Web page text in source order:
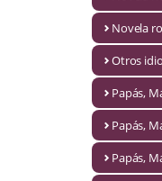
Novela Extranjera
Novela fantástica
Novela
Otros
Papás,
Papás,
Papás,